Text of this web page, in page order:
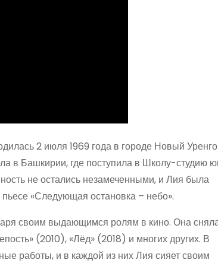
2 июля 1969 года в городе Новый
в Башкирии, где поступила в Школу-студию
не остались незамеченными, и Лия была
«Следующая остановка – небо».
своим выдающимся ролям в кино. Она
(2010), «Лёд» (2018) и многих других. В
работы, и в каждой из них Лия сияет своим